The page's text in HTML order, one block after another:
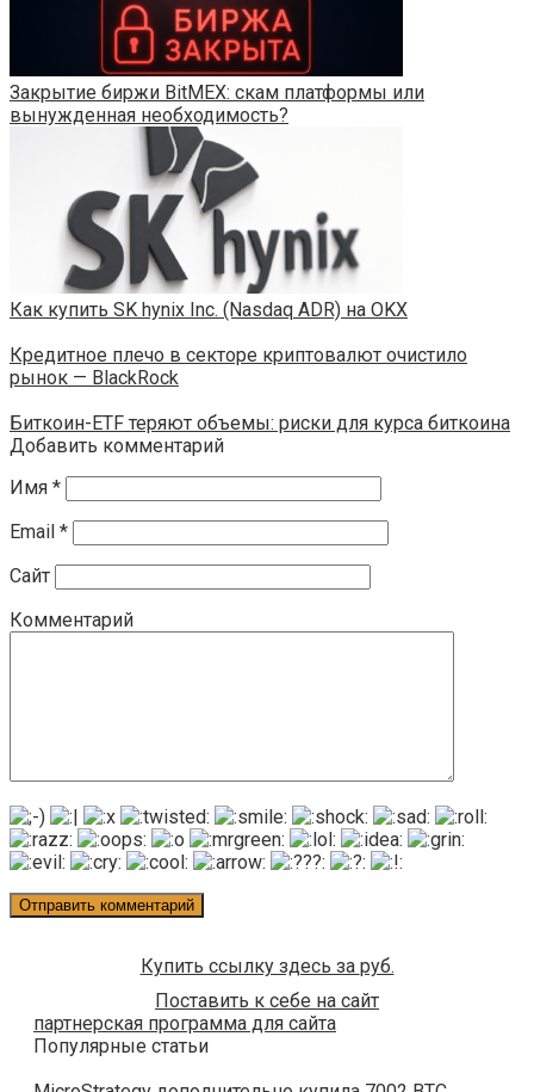
Закрытие биржи BitMEX: скам платформы или
вынужденная необходимость?
Как купить SK hynix Inc. (Nasdaq ADR) на OKX
Кредитное плечо в секторе криптовалют очистило
рынок — BlackRock
Биткоин-ETF теряют объемы: риски для курса биткоина
Добавить комментарий
Имя *
Email *
Сайт
Комментарий
Купить ссылку здесь за руб.
Поставить к себе на сайт
партнерская программа для сайта
Популярные статьи